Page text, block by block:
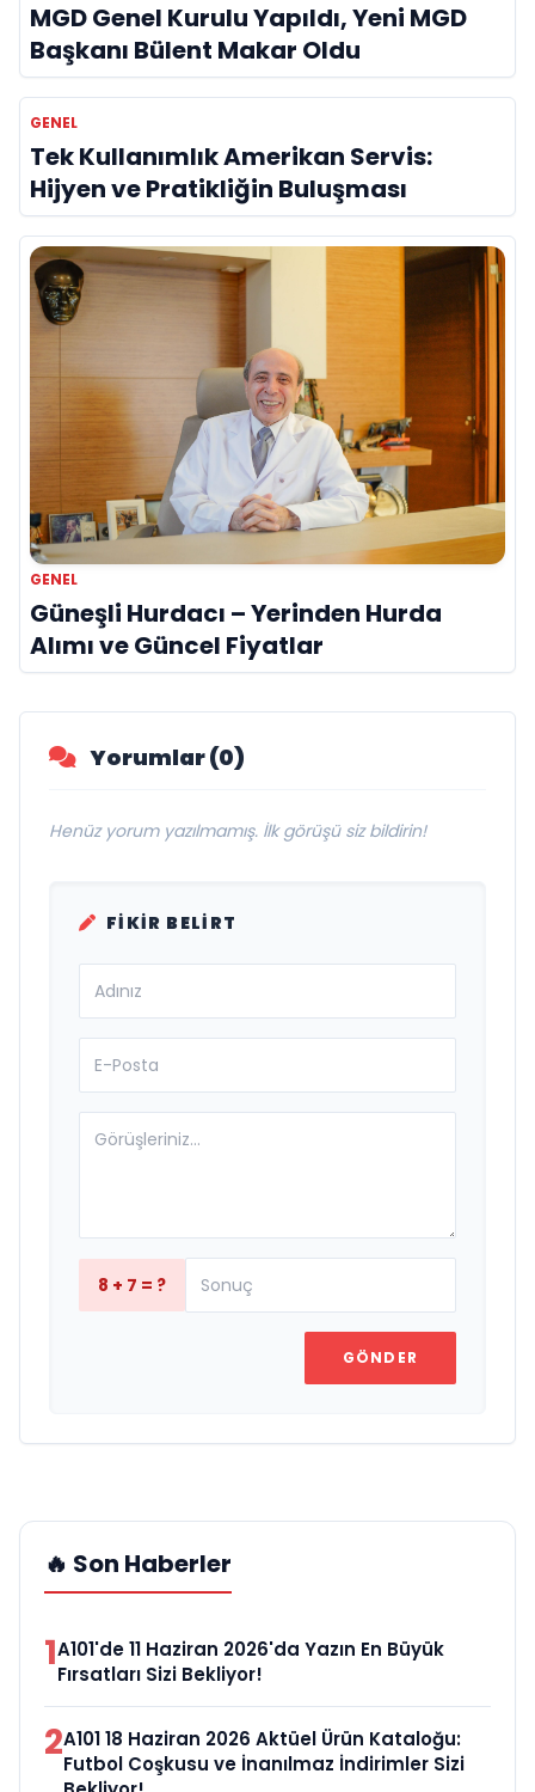
MGD Genel Kurulu Yapıldı, Yeni MGD
Başkanı Bülent Makar Oldu
GENEL
Tek Kullanımlık Amerikan Servis:
Hijyen ve Pratikliğin Buluşması
GENEL
Güneşli Hurdacı – Yerinden Hurda
Alımı ve Güncel Fiyatlar
Yorumlar (0)
Henüz yorum yazılmamış. İlk görüşü siz bildirin!
FIKIR BELIRT
8 + 7 = ?
GÖNDER
🔥 Son Haberler
1A101'de 11 Haziran 2026'da Yazın En Büyük
Fırsatları Sizi Bekliyor!
2A101 18 Haziran 2026 Aktüel Ürün Kataloğu:
Futbol Coşkusu ve İnanılmaz İndirimler Sizi